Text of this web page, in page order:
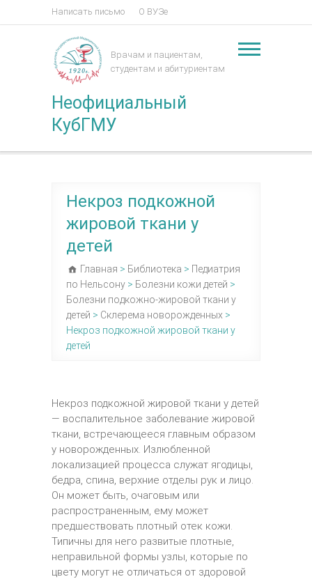
Написать письмо О ВУЗе
Неофициальный
КубГМУ
Врачам и пациентам,
студентам и абитуриентам
Некроз подкожной
жировой ткани у
детей
Главная > Библиотека > Педиатрия
по Нельсону > Болезни кожи детей >
Болезни подкожно-жировой ткани у
детей > Склерема новорожденных >
Некроз подкожной жировой ткани у
детей
Некроз подкожной жировой ткани у детей
— воспалительное заболевание жировой
ткани, встречающееся главным образом
у новорожденных. Излюбленной
локализацией процесса служат ягодицы,
бедра, спина, верхние отделы рук и лицо.
Он может быть, очаговым или
распространенным, ему может
предшествовать плотный отек кожи.
Типичны для него развитые плотные,
неправильной формы узлы, которые по
цвету могут не отличаться от здоровой